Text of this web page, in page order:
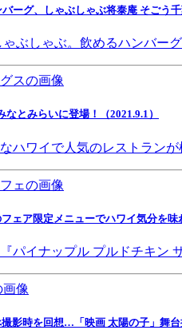
ーグ、しゃぶしゃぶ将泰庵 そごう千
ぶしゃぶ。飲めるハンバー
とみらいに登場！（2021.9.1）
ハワイで人気のレストラン
ェア限定メニューでハワイ気分を味
パイナップル プルドチキン
影時を回想…「映画 太陽の子」舞台